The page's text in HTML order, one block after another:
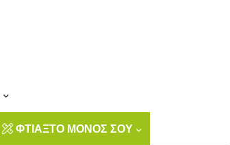
ΦΤΙΑΞΤΟ ΜΟΝΟΣ ΣΟΥ